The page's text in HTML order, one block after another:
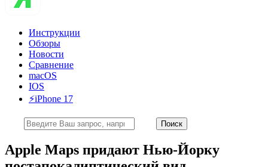
Инструкции
Обзоры
Новости
Сравнение
macOS
IOS
⚡️iPhone 17
Apple Maps придают Нью-Йорку